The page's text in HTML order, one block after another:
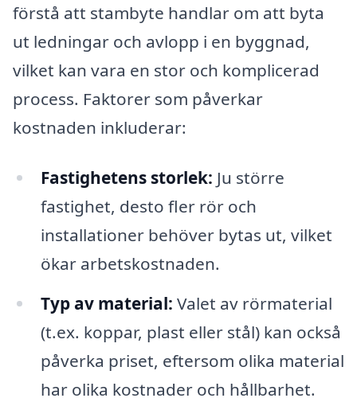
förstå att stambyte handlar om att byta
ut ledningar och avlopp i en byggnad,
vilket kan vara en stor och komplicerad
process. Faktorer som påverkar
kostnaden inkluderar:
Fastighetens storlek: Ju större
fastighet, desto fler rör och
installationer behöver bytas ut, vilket
ökar arbetskostnaden.
Typ av material: Valet av rörmaterial
(t.ex. koppar, plast eller stål) kan också
påverka priset, eftersom olika material
har olika kostnader och hållbarhet.